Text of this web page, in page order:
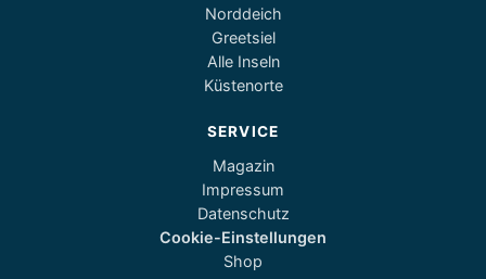
Norddeich
Greetsiel
Alle Inseln
Küstenorte
SERVICE
Magazin
Impressum
Datenschutz
Cookie-Einstellungen
Shop